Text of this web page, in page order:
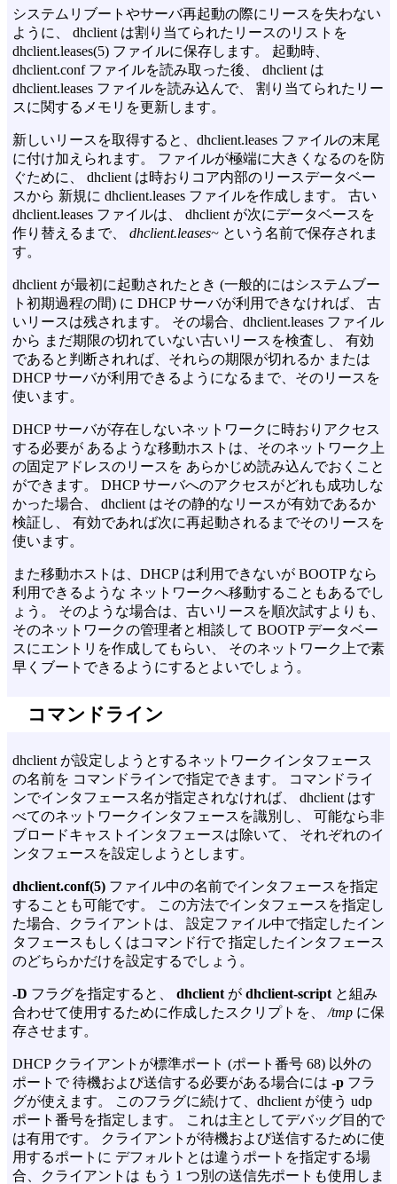
システムリブートやサーバ再起動の際にリースを失わない
ように、 dhclient は割り当てられたリースのリストを
dhclient.leases(5) ファイルに保存します。 起動時、
dhclient.conf ファイルを読み取った後、 dhclient は
dhclient.leases ファイルを読み込んで、 割り当てられたリー
スに関するメモリを更新します。
新しいリースを取得すると、dhclient.leases ファイルの末尾
に付け加えられます。 ファイルが極端に大きくなるのを防
ぐために、 dhclient は時おりコア内部のリースデータベー
スから 新規に dhclient.leases ファイルを作成します。 古い
dhclient.leases ファイルは、 dhclient が次にデータベースを
作り替えるまで、 dhclient.leases~ という名前で保存されま
す。
dhclient が最初に起動されたとき (一般的にはシステムブー
ト初期過程の間) に DHCP サーバが利用できなければ、 古
いリースは残されます。 その場合、dhclient.leases ファイル
から まだ期限の切れていない古いリースを検査し、 有効
であると判断されれば、それらの期限が切れるか または
DHCP サーバが利用できるようになるまで、そのリースを
使います。
DHCP サーバが存在しないネットワークに時おりアクセス
する必要が あるような移動ホストは、そのネットワーク上
の固定アドレスのリースを あらかじめ読み込んでおくこと
ができます。 DHCP サーバへのアクセスがどれも成功しな
かった場合、 dhclient はその静的なリースが有効であるか
検証し、 有効であれば次に再起動されるまでそのリースを
使います。
また移動ホストは、DHCP は利用できないが BOOTP なら
利用できるような ネットワークへ移動することもあるでし
ょう。 そのような場合は、古いリースを順次試すよりも、
そのネットワークの管理者と相談して BOOTP データベー
スにエントリを作成してもらい、 そのネットワーク上で素
早くブートできるようにするとよいでしょう。
コマンドライン
dhclient が設定しようとするネットワークインタフェース
の名前を コマンドラインで指定できます。 コマンドライ
ンでインタフェース名が指定されなければ、 dhclient はす
べてのネットワークインタフェースを識別し、 可能なら非
ブロードキャストインタフェースは除いて、 それぞれのイ
ンタフェースを設定しようとします。
dhclient.conf(5) ファイル中の名前でインタフェースを指定
することも可能です。 この方法でインタフェースを指定し
た場合、クライアントは、 設定ファイル中で指定したイン
タフェースもしくはコマンド行で 指定したインタフェース
のどちらかだけを設定するでしょう。
-D フラグを指定すると、 dhclient が dhclient-script と組み
合わせて使用するために作成したスクリプトを、 /tmp に保
存させます。
DHCP クライアントが標準ポート (ポート番号 68) 以外の
ポートで 待機および送信する必要がある場合には -p フラ
グが使えます。 このフラグに続けて、dhclient が使う udp
ポート番号を指定します。 これは主としてデバッグ目的で
は有用です。 クライアントが待機および送信するために使
用するポートに デフォルトとは違うポートを指定する場
合、クライアントは もう 1 つ別の送信先ポートも使用しま